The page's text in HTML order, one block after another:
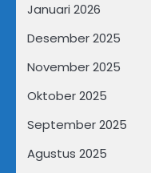
Januari 2026
Desember 2025
November 2025
Oktober 2025
September 2025
Agustus 2025